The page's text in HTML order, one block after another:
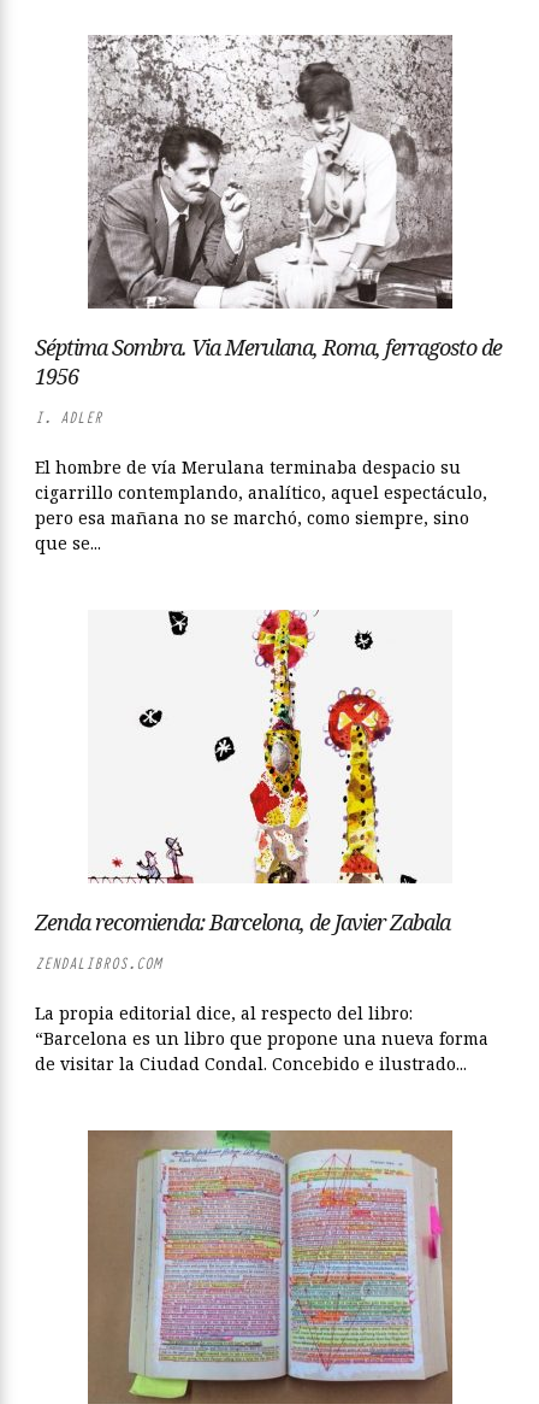
Séptima Sombra. Via Merulana, Roma, ferragosto de
1956
I. ADLER
El hombre de vía Merulana terminaba despacio su
cigarrillo contemplando, analítico, aquel espectáculo,
pero esa mañana no se marchó, como siempre, sino
que se...
Zenda recomienda: Barcelona, de Javier Zabala
ZENDALIBROS.COM
La propia editorial dice, al respecto del libro:
“Barcelona es un libro que propone una nueva forma
de visitar la Ciudad Condal. Concebido e ilustrado...